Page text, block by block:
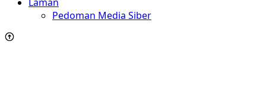
Pedoman Media Siber